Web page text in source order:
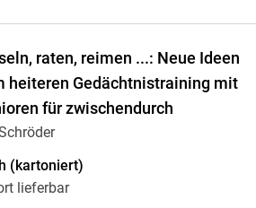
raten, reimen ...: Neue Ideen
heiteren Gedächtnistraining mit
für zwischendurch
(kartoniert)
lieferbar